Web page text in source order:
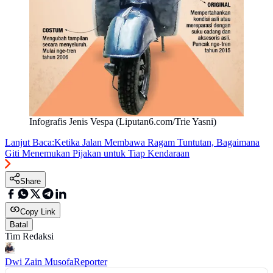
Infografis Jenis Vespa (Liputan6.com/Trie Yasni)
Lanjut Baca:Ketika Jalan Membawa Ragam Tuntutan, Bagaimana
Giti Menemukan Pijakan untuk Tiap Kendaraan
Share
Copy Link
Batal
Tim Redaksi
Dwi Zain MusofaReporter